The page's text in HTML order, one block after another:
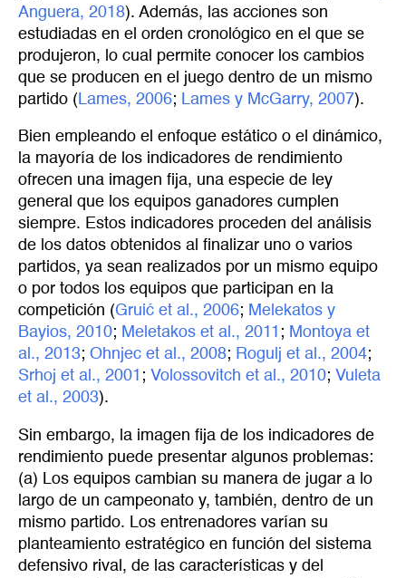
Anguera, 2018). Además, las acciones son
estudiadas en el orden cronológico en el que se
produjeron, lo cual permite conocer los cambios
que se producen en el juego dentro de un mismo
partido ( Lames, 2006; Lames y McGarry, 2007).
Bien empleando el enfoque estático o el dinámico,
la mayoría de los indicadores de rendimiento
ofrecen una imagen fija, una especie de ley
general que los equipos ganadores cumplen
siempre. Estos indicadores proceden del análisis
de los datos obtenidos al finalizar uno o varios
partidos, ya sean realizados por un mismo equipo
o por todos los equipos que participan en la
competición (Gruić et al., 2006; Melekatos y
Bayios, 2010; Meletakos et al., 2011 ; Montoya et
al., 2013; Ohnjec et al., 2008; Rogulj et al., 2004;
Srhoj et al., 2001 ; Volossovitch et al., 2010; Vuleta
et al., 2003).
Sin embargo, la imagen fija de los indicadores de
rendimiento puede presentar algunos problemas:
(a) Los equipos cambian su manera de jugar a lo
largo de un campeonato y, también, dentro de un
mismo partido. Los entrenadores varían su
planteamiento estratégico en función del sistema
defensivo rival, de las características y del